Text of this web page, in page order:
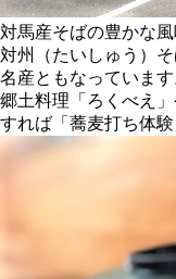
対馬産そばの豊かな
対州（たいしゅう）
名産ともなっていま
郷土料理「ろくべえ
すれば「蕎麦打ち体